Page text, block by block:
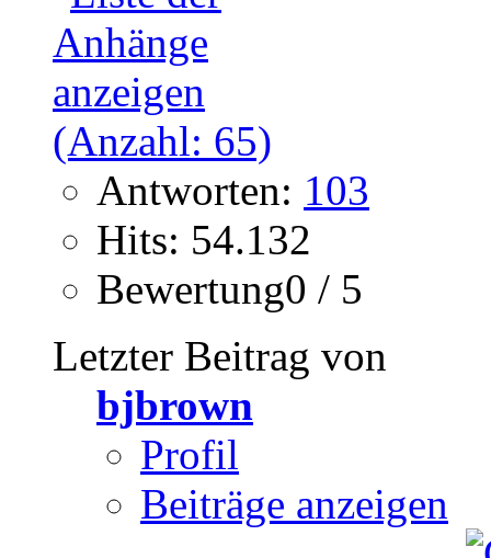
Antworten: 103
Hits: 54.132
Bewertung0 / 5
Letzter Beitrag von
bjbrown
Profil
Beiträge anzeigen